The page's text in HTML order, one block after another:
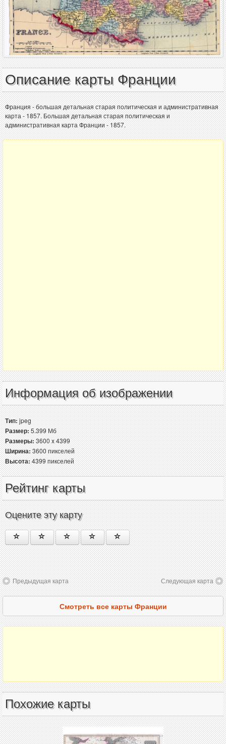
Описание карты Франции
Франция - большая детальная старая политическая и административная
карта - 1857. Большая детальная старая политическая и
административная карта Франции - 1857.
Информация об изображении
Тип:jpeg
Размер:5.399 Мб
Размеры:3600 x 4399
Ширина:3600 пикселей
Высота:4399 пикселей
Рейтинг карты
Оцените эту карту
Предыдущая карта Следующая карта
Смотреть все карты Франции
Похожие карты